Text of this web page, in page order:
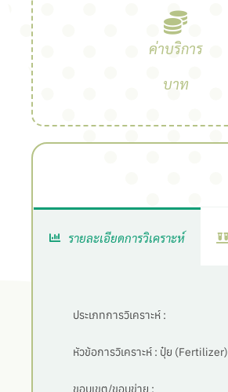
ค่าบริการ
บาท
รายละเอียดการวิเคราะห์
ประเภทการวิเคราะห์ :
หัวข้อการวิเคราะห์ : ปุ๋ย (Fertilizer)
ขอบเขต/ขอบข่าย :